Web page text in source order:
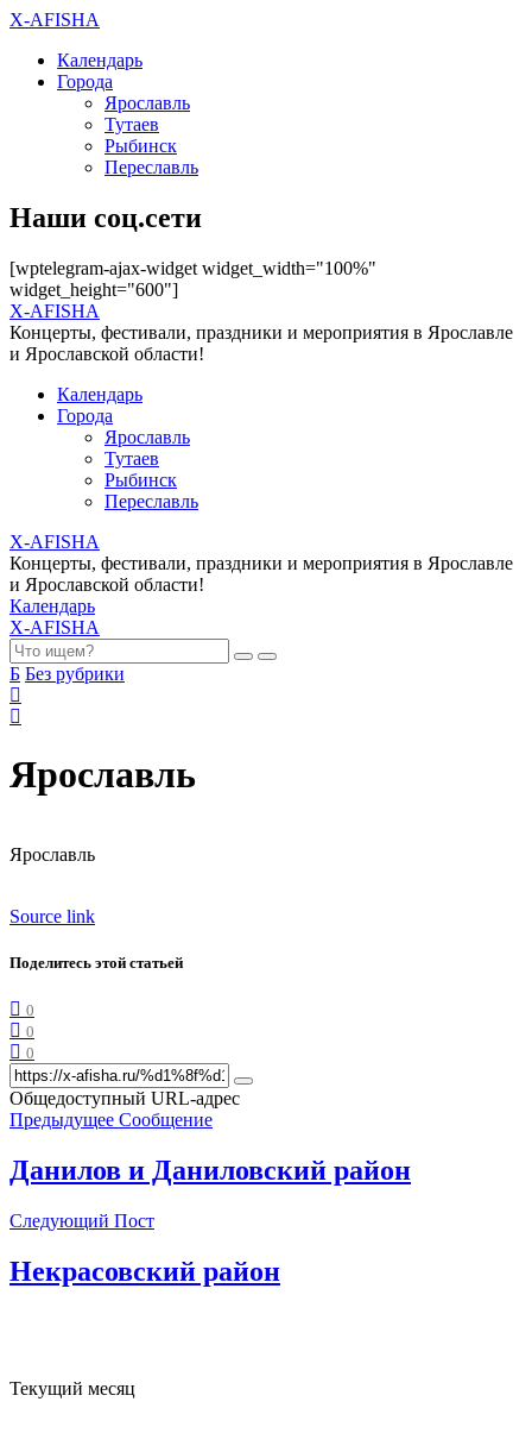
X-AFISHA
Календарь
Города
Ярославль
Тутаев
Рыбинск
Переславль
Наши соц.сети
[wptelegram-ajax-widget widget_width="100%"
widget_height="600"]
X-AFISHA
Концерты, фестивали, праздники и мероприятия в Ярославле
и Ярославской области!
Календарь
Города
Ярославль
Тутаев
Рыбинск
Переславль
X-AFISHA
Концерты, фестивали, праздники и мероприятия в Ярославле
и Ярославской области!
Календарь
X-AFISHA
Б Без рубрики
Ярославль
Ярославль
Source link
Поделитесь этой статьей
0
0
0
Общедоступный URL-адрес
Предыдущее Сообщение
Данилов и Даниловский район
Следующий Пост
Некрасовский район
Текущий месяц